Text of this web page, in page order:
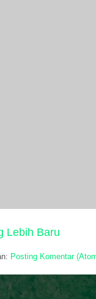
Lebih Baru
Posting Komentar